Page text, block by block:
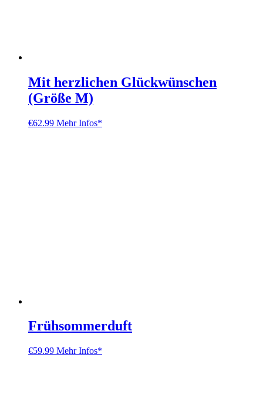
Mit herzlichen Glückwünschen
(Größe M)
€62.99 Mehr Infos*
Frühsommerduft
€59.99 Mehr Infos*